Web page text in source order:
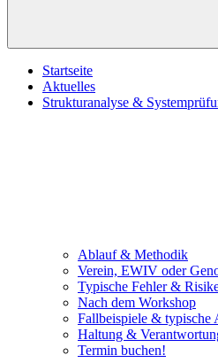
Startseite
Aktuelles
Strukturanalyse &
Ablauf & Methodik
Verein, EWIV oder
Typische Fehler &
Nach dem Workshop
Fallbeispiele & typische
Haltung &
Termin buchen!